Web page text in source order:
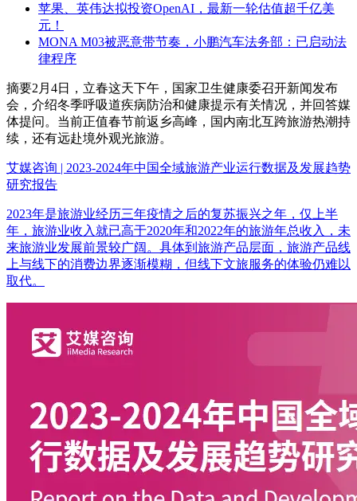
苹果、英伟达拟投资OpenAI，最新一轮估值超千亿美
元！
MONA M03被恶意带节奏，小鹏汽车法务部：已启动法
律程序
摘要2月4日，立春这天下午，国家卫生健康委召开新闻发布
会，介绍冬季呼吸道疾病防治和健康提示有关情况，并回答媒
体提问。当前正值春节前返乡高峰，国内南北互跨旅游热潮持
续，还有远赴境外观光旅游。
艾媒咨询 | 2023-2024年中国全域旅游产业运行数据及发展趋势
研究报告
2023年是旅游业经历三年疫情之后的复苏振兴之年，仅上半
年，旅游业收入就已高于2020年和2022年的旅游年总收入，未
来旅游业发展前景较广阔。具体到旅游产品层面，旅游产品线
上与线下的消费边界逐渐模糊，但线下文旅服务的体验仍难以
取代。